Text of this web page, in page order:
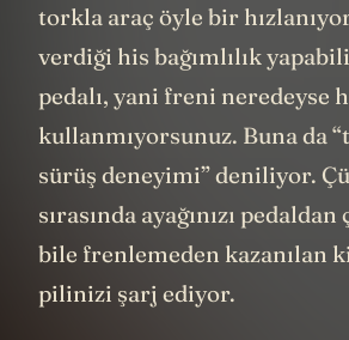
torkla araç öyle bir
verdiği his bağımlılık
pedalı, yani freni neredeyse
kullanmıyorsunuz. Buna da
sürüş deneyimi” deniliyor.
sırasında ayağınızı
bile frenlemeden kazanılan
pilinizi şarj ediyor.